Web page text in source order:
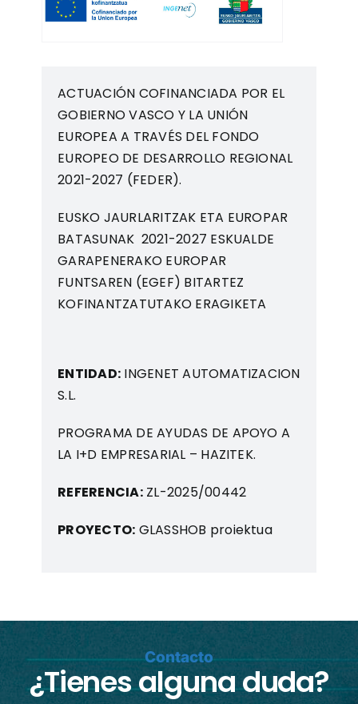
ACTUACIÓN COFINANCIADA POR EL
GOBIERNO VASCO Y LA UNIÓN
EUROPEA A TRAVÉS DEL FONDO
EUROPEO DE DESARROLLO REGIONAL
2021-2027 (FEDER).
EUSKO JAURLARITZAK ETA EUROPAR
BATASUNAK 2021-2027 ESKUALDE
GARAPENERAKO EUROPAR
FUNTSAREN (EGEF) BITARTEZ
KOFINANTZATUTAKO ERAGIKETA
ENTIDAD: INGENET AUTOMATIZACION
S.L.
PROGRAMA DE AYUDAS DE APOYO A
LA I+D EMPRESARIAL – HAZITEK.
REFERENCIA:ZL-2025/00442
PROYECTO: GLASSHOB proiektua
Contacto
¿Tienes alguna duda?